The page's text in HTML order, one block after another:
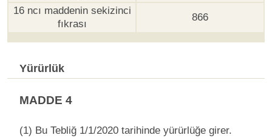
16 ncı maddenin sekizinci
fıkrası
866
Yürürlük
MADDE 4
(1) Bu Tebliğ 1/1/2020 tarihinde yürürlüğe girer.